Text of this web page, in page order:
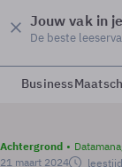
Jouw vak in
De beste
Business
Achtergrond
21 maart 2024